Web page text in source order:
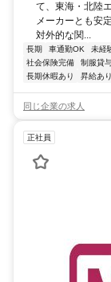
て、東海・北陸
メーカーとも安
対外的な関...
長期 車通勤OK 未経
社会保険完備
制服貸
長期休暇あり
昇給あり
同じ企業の求人
正社員